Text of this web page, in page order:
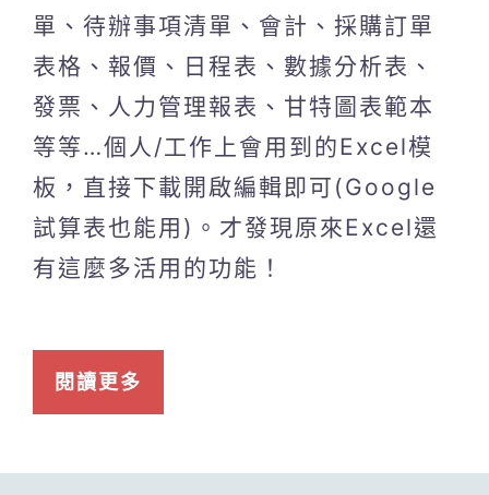
單、待辦事項清單、會計、採購訂單
表格、報價、日程表、數據分析表、
發票、人力管理報表、甘特圖表範本
等等…個人/工作上會用到的Excel模
板，直接下載開啟編輯即可(Google
試算表也能用)。才發現原來Excel還
有這麼多活用的功能！
閱讀更多